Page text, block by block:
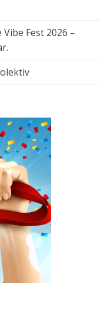
Vibe Fest 2026 –